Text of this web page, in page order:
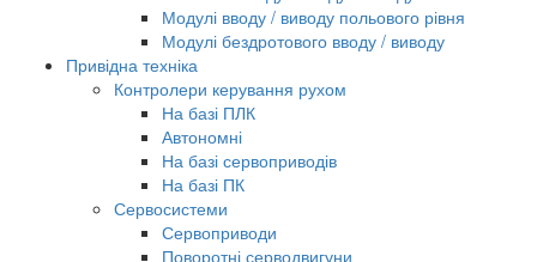
Модулі вводу / виводу польового рівня
Модулі бездротового вводу / виводу
Привідна техніка
Контролери керування рухом
На базі ПЛК
Автономні
На базі сервоприводів
На базі ПК
Сервосистеми
Сервоприводи
Поворотні серводвигуни